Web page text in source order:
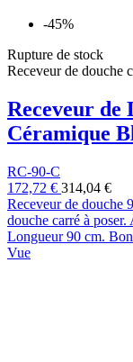
-45%
Rupture de stock
Receveur de douche
Receveur de
Céramique
RC-90-C
172,72 € 314,04 €
Receveur de douche
douche carré à
Longueur 90 cm.
Vue